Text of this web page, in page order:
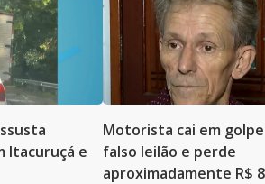
Itacuruçá e
Motorista cai em
falso leilão e perde
aproximadamente R$